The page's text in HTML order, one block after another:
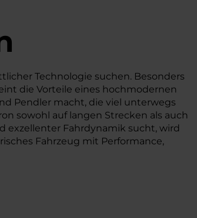
Technologie suchen. Besonders
die Vorteile eines hochmodernen
Pendler macht, die viel unterwegs
sowohl auf langen Strecken als auch
exzellenter Fahrdynamik sucht, wird
Fahrzeug mit Performance,